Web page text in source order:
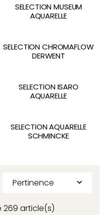
SELECTION MUSEUM
AQUARELLE
SELECTION CHROMAFLOW
DERWENT
SELECTION ISARO
AQUARELLE
SELECTION AQUARELLE
SCHMINCKE
Pertinence 
269 article(s)